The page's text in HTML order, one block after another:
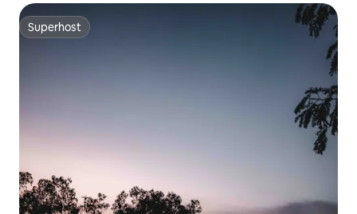
Superhost
Superhost